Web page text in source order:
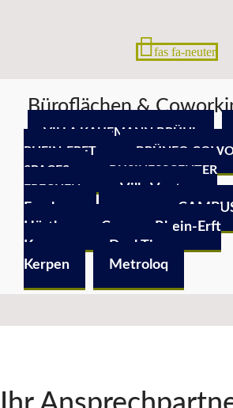
fas fa-neuter
Büroflächen &
VILLA KAUFMANN BRÜHL
RHEIN-ERFT
BRÜNEO
SPACES
BUSINESSCENTER
FRECHEN
Villa Venture
Frechen
euronova
Hürth
Campus Rhein-Erft
Kerpen
DeskTime
Kerpen
Metroloq